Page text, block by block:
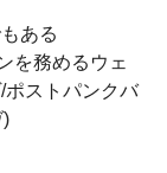
ある
を務めるウェ
ポストパンクバ
)